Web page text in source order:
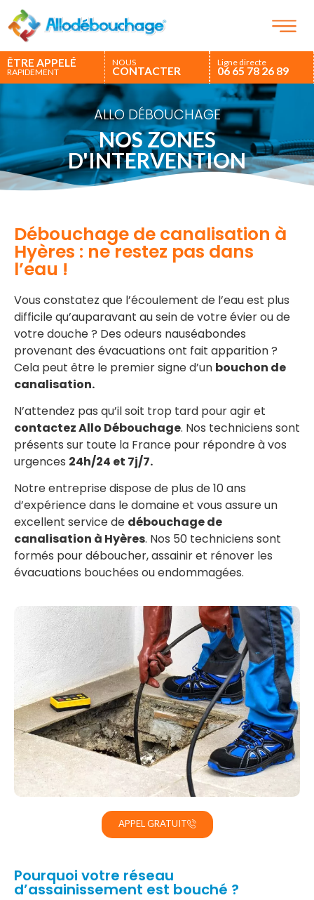
ÊTRE APPELÉ
RAPIDEMENT
NOUS
CONTACTER
Ligne directe
06 65 78 26 89
ALLO DÉBOUCHAGE
NOS ZONES
D'INTERVENTION
Débouchage de canalisation à
Hyères : ne restez pas dans
l’eau !
Vous constatez que l’écoulement de l’eau est plus
difficile qu’auparavant au sein de votre évier ou de
votre douche ? Des odeurs nauséabondes
provenant des évacuations ont fait apparition ?
Cela peut être le premier signe d’un bouchon de
canalisation.
N’attendez pas qu’il soit trop tard pour agir et
contactez Allo Débouchage. Nos techniciens sont
présents sur toute la France pour répondre à vos
urgences 24h/24 et 7j/7.
Notre entreprise dispose de plus de 10 ans
d’expérience dans le domaine et vous assure un
excellent service de débouchage de
canalisation à Hyères. Nos 50 techniciens sont
formés pour déboucher, assainir et rénover les
évacuations bouchées ou endommagées.
APPEL GRATUIT
Pourquoi votre réseau
d’assainissement est bouché ?